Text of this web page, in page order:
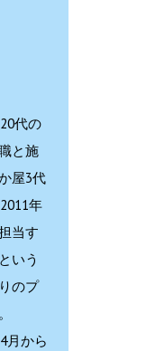
代の
と施
屋3代
年
当す
いう
のプ
月から